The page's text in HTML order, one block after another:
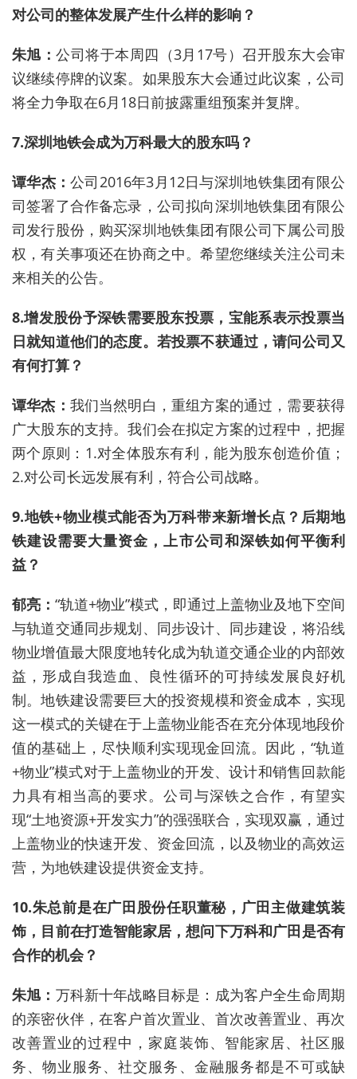
对公司的整体发展产生什么样的影响？
朱旭：公司将于本周四（3月17号）召开股东大会审
议继续停牌的议案。如果股东大会通过此议案，公司
将全力争取在6月18日前披露重组预案并复牌。
7.深圳地铁会成为万科最大的股东吗？
谭华杰：公司2016年3月12日与深圳地铁集团有限公
司签署了合作备忘录，公司拟向深圳地铁集团有限公
司发行股份，购买深圳地铁集团有限公司下属公司股
权，有关事项还在协商之中。希望您继续关注公司未
来相关的公告。
8.增发股份予深铁需要股东投票，宝能系表示投票当
日就知道他们的态度。若投票不获通过，请问公司又
有何打算？
谭华杰： 我们当然明白，重组方案的通过，需要获得
广大股东的支持。我们会在拟定方案的过程中，把握
两个原则：1.对全体股东有利，能为股东创造价值；
2.对公司长远发展有利，符合公司战略。
9.地铁+物业模式能否为万科带来新增长点？后期地
铁建设需要大量资金，上市公司和深铁如何平衡利
益？
郁亮： “轨道+物业”模式，即通过上盖物业及地下空间
与轨道交通同步规划、同步设计、同步建设，将沿线
物业增值最大限度地转化成为轨道交通企业的内部效
益，形成自我造血、良性循环的可持续发展良好机
制。地铁建设需要巨大的投资规模和资金成本，实现
这一模式的关键在于上盖物业能否在充分体现地段价
值的基础上，尽快顺利实现现金回流。因此，“轨道
+物业”模式对于上盖物业的开发、设计和销售回款能
力具有相当高的要求。公司与深铁之合作，有望实
现“土地资源+开发实力”的强强联合，实现双赢，通过
上盖物业的快速开发、资金回流，以及物业的高效运
营，为地铁建设提供资金支持。
10.朱总前是在广田股份任职董秘，广田主做建筑装
饰，目前在打造智能家居，想问下万科和广田是否有
合作的机会？
朱旭： 万科新十年战略目标是：成为客户全生命周期
的亲密伙伴，在客户首次置业、首次改善置业、再次
改善置业的过程中，家庭装饰、智能家居、社区服
务、物业服务、社交服务、金融服务都是不可或缺